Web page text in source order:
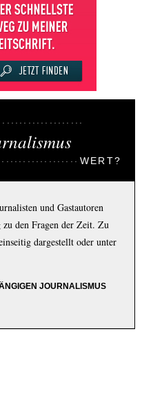
WERT?
und Gastautoren
den Fragen der Zeit. Zu
dargestellt oder unter
JOURNALISMUS